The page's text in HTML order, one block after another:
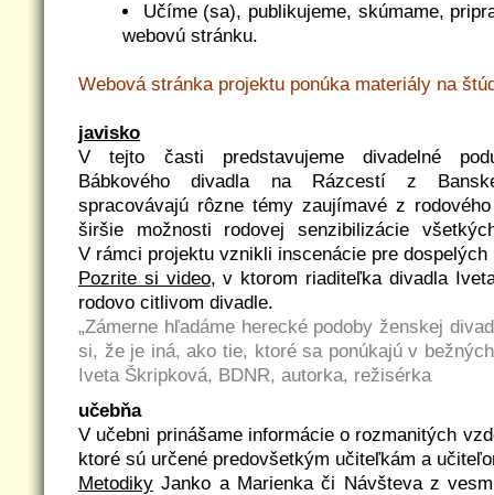
Učíme (sa), publikujeme, skúmame,
webovú stránku.
Webová stránka projektu ponúka materiály na
javisko
V tejto časti predstavujeme divadelné
Bábkového divadla na Rázcestí z
spracovávajú rôzne témy zaujímavé z
širšie možnosti rodovej senzibilizácie
V rámci projektu vznikli inscenácie pre dospelých
Pozrite si video, v ktorom riaditeľka divadla
rodovo citlivom divadle.
„Zámerne hľadáme herecké podoby ženskej
si, že je iná, ako tie, ktoré sa ponúkajú v
Iveta Škripková, BDNR, autorka, režisérka
učebňa
V učebni prinášame informácie o rozmanitých
ktoré sú určené predovšetkým učiteľkám a
Metodiky Janko a Marienka či Návšteva z